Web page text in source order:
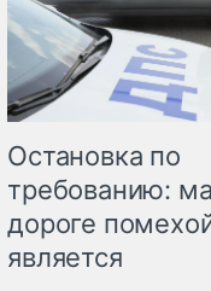
Остановка по
требованию:
дороге
является